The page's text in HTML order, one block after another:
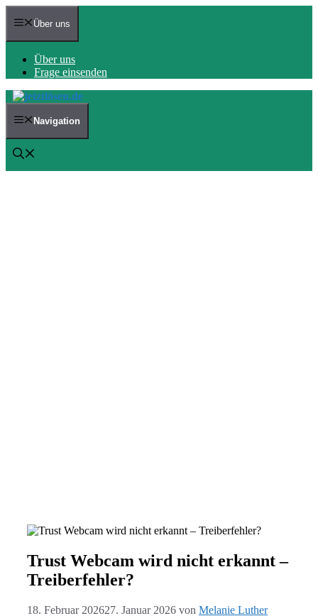
Zum
Inhalt Über uns
Über uns
Frage einsenden
Navigation
Trust Webcam wird nicht erkannt –
Treiberfehler?
18. Februar 202627. Januar 2026 von Melanie Luther